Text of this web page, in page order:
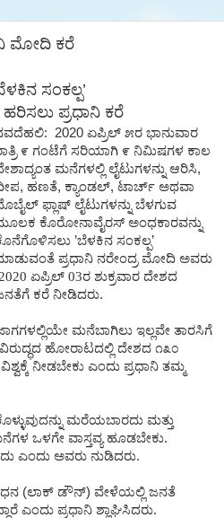
ಮೋದಿ ಕರೆ
ಸಂಕಲ್ಪ’
ಹರಿಸಲು ಪ್ರಧಾನಿ ಕರೆ
: 2020 ಏಪ್ರಿಲ್ ೫ರ ಭಾನುವಾರ
೯ ಗಂಟೆಗೆ ಸರಿಯಾಗಿ ೯ ನಿಮಿಷಗಳ ಕಾಲ
ಮನೆಗಳಲ್ಲಿ ಲೈಟುಗಳನ್ನು ಆರಿಸಿ,
, ಹಣತೆ, ಕ್ಯಾಂಡಲ್, ಟಾರ್ಚ್ ಅಥವಾ
ಫ್ಲಾಷ್ ಲೈಟುಗಳನ್ನು ಬೆಳಗುವ
ಕೊರೋನಾವೈರಸ್ ಅಂಧಕಾರವನ್ನು
’ಬೆಳಕಿನ ಸಂಕಲ್ಪ’
ಪ್ರಧಾನಿ ನರೇಂದ್ರ ಮೋದಿ ಅವರು
2020 ಏಪ್ರಿಲ್ 03ರ ಶುಕ್ರವಾರ ದೇಶದ
ಕರೆ ನೀಡಿದರು.
ಮನೆಬಾಗಿಲು ಇಲ್ಲವೇ ತಾರಸಿಗೆ
ವಿರುದ್ಧದ ಹೋರಾಟದಲ್ಲಿ ದೇಶದ ೧೩೦
ವಿಶ್ವಕ್ಕೆ ನೀಡಬೇಕು ಎಂದು ಪ್ರಧಾನಿ ತಮ್ಮ
ಮರೆಯಬಾರದು ಮತ್ತು
ಒಳಗೇ ವಾಸ್ತವ್ಯ ಹೂಡಬೇಕು.
ಎಂದು ಅವರು ನುಡಿದರು.
(ಲಾಕ್ ಡೌನ್) ವೇಳೆಯಲ್ಲಿ ಜನತೆ
ಎಂದು ಪ್ರಧಾನಿ ಶ್ಲಾಘಿಸಿದರು.